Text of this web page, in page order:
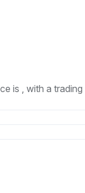
is , with a